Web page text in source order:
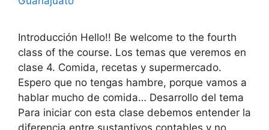
Introducción Hello!! Be welcome to the fourth
class of the course. Los temas que veremos en
clase 4. Comida, recetas y supermercado.
Espero que no tengas hambre, porque vamos a
hablar mucho de comida… Desarrollo del tema
Para iniciar con esta clase debemos entender la
diferencia entre sustantivos contables y no